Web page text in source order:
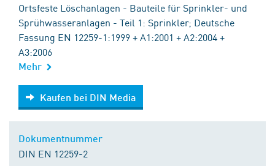
Ortsfeste Löschanlagen - Bauteile für Sprinkler- und
Sprühwasseranlagen - Teil 1: Sprinkler; Deutsche
Fassung EN 12259-1:1999 + A1:2001 + A2:2004 +
A3:2006
Mehr
Kaufen bei DIN Media
Kaufen bei DIN Media
DIN EN 12259-2